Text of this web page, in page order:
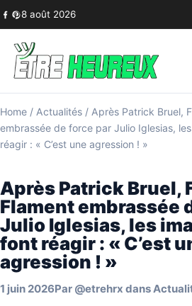
Skip to content
8 août 2026
Home / Actualités / Après Patrick Bruel,
embrassée de force par Julio Iglesias,
réagir : « C’est une agression ! »
Après Patrick Bruel,
Flament embrassée
Julio Iglesias, les
font réagir : « C’est
agression ! »
1 juin 2026Par @etrehrx dans